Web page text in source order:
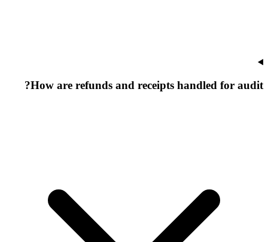
How are refunds and receipts handled for audit?